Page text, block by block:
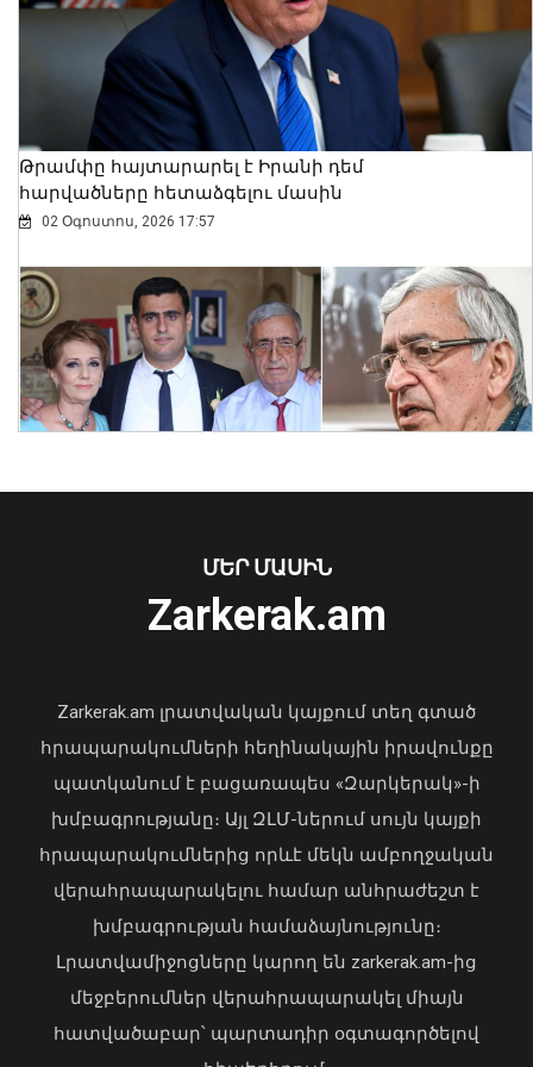
բացահայտել Հայաստանը․ Մեծ
Բրիտանիայի դեսպանը հայերեն է
խոսում․ տեսանյութ
06 Օգոստոս, 2026 23:30
Վահագն Խաչատուրյանն ընդունել է
Picsart ընկերության հիմնադիր և
գործադիր տնօրեն Հովհաննես
Թրամփը հայտարարել է Իրանի դեմ
հարվածները հետաձգելու մասին
02 Օգոստոս, 2026 17:57
«Պարտվեցինք դաժան հիվանդության
04 Օգոստոս, 2026 19:12
ՄԵՐ ՄԱՍԻՆ
Zarkerak.am
Zarkerak.am լրատվական կայքում տեղ գտած
հրապարակումների հեղինակային իրավունքը
պատկանում է բացառապես «Զարկերակ»-ի
խմբագրությանը։ Այլ ԶԼՄ-ներում սույն կայքի
հրապարակումներից որևէ մեկն ամբողջական
վերահրապարակելու համար անհրաժեշտ է
խմբագրության համաձայնությունը։
Լրատվամիջոցները կարող են zarkerak.am-ից
մեջբերումներ վերահրապարակել միայն
հատվածաբար՝ պարտադիր օգտագործելով